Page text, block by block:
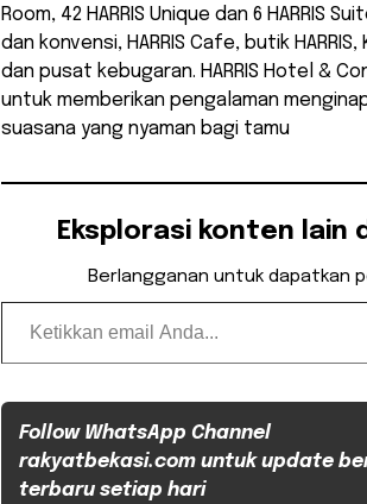
Room, 42 HARRIS Unique dan 6 HARRIS
dan konvensi, HARRIS Cafe, butik
dan pusat kebugaran. HARRIS Hotel &
untuk memberikan pengalaman
suasana yang nyaman bagi tamu
Eksplorasi konten lain
Berlangganan untuk dapatkan
Ketikkan email Anda...
Follow WhatsApp Channel
rakyatbekasi.com untuk update
terbaru setiap hari